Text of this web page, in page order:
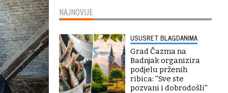
NAJNOVIJE
USUSRET BLAGDANIMA
Grad Čazma na
Badnjak organizira
podjelu prženih
ribica: ''Sve ste
pozvani i dobrodošli''